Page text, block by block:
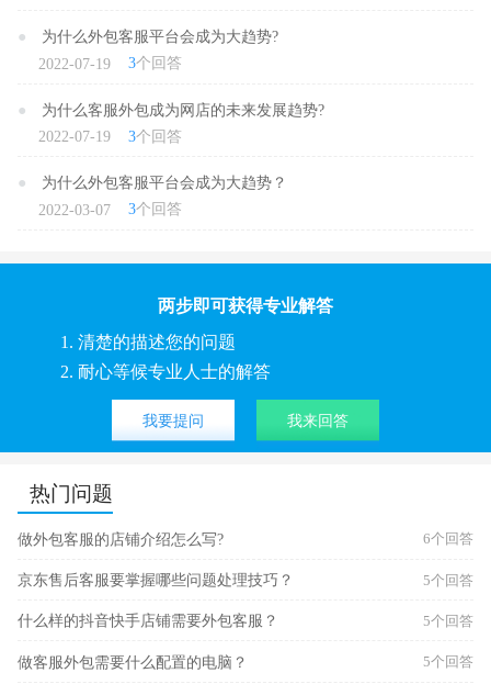
●
为什么外包客服平台会成为大趋势?
2022-07-19
3个回答
●
为什么客服外包成为网店的未来发展趋势?
2022-07-19
3个回答
●
为什么外包客服平台会成为大趋势？
2022-03-07
3个回答
两步即可获得专业解答
1. 清楚的描述您的问题
2. 耐心等候专业人士的解答
我要提问 我来回答
热门问题
做外包客服的店铺介绍怎么写? 6个回答
京东售后客服要掌握哪些问题处理技巧？ 5个回答
什么样的抖音快手店铺需要外包客服？ 5个回答
做客服外包需要什么配置的电脑？ 5个回答